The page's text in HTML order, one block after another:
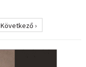
Következő ›